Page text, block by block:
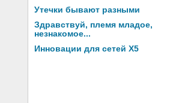
Утечки бывают разными
Здравствуй, племя младое,
незнакомое...
Инновации для сетей X5